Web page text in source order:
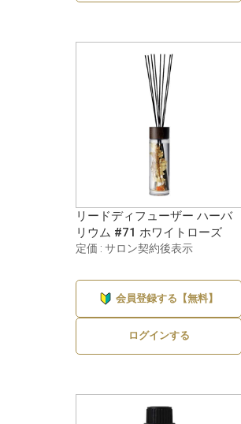
リードディフューザー ハーバ
リウム #71 ホワイトローズ
定価 : サロン契約後表示
会員登録する【無料】
ログインする